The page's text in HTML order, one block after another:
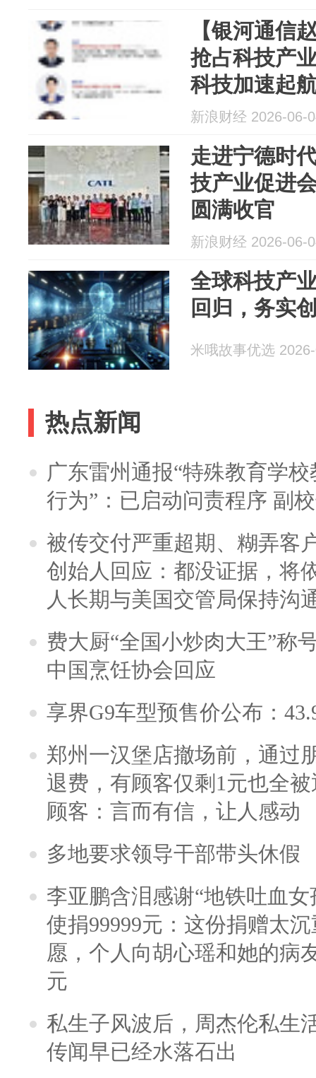
【银河通信
抢占科技产
科技加速起
新浪财经 2026-06-
走进宁德时
技产业促进
圆满收官
新浪财经 2026-06-
全球科技产
回归，务实
米哦故事优选
热点新闻
广东雷州通报“特殊教育学
行为”：已启动问责程序 副
被传交付严重超期、糊弄客
创始人回应：都没证据，将
人长期与美国交管局保持沟
费大厨“全国小炒肉大王”称
中国烹饪协会回应
享界G9车型预售价公布：
郑州一汉堡店撤场前，通过
退费，有顾客仅剩1元也全
顾客：言而有信，让人感动
多地要求领导干部带头休假
李亚鹏含泪感谢“地铁吐血
使捐99999元：这份捐赠太
愿，个人向胡心瑶和她的病
元
私生子风波后，周杰伦私生
传闻早已经水落石出